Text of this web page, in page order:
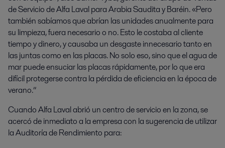
de Servicio de Alfa Laval para Arabia Saudita y Baréin. «Pero
también sabíamos que abrían las unidades anualmente para
su limpieza, fuera necesario o no. Esto le costaba al cliente
tiempo y dinero, y causaba un desgaste innecesario tanto en
las juntas como en las placas. No solo eso, sino que el agua de
mar puede ensuciar las placas rápidamente, por lo que era
difícil protegerse contra la pérdida de eficiencia en la época de
verano.”
Cuando Alfa Laval abrió un centro de servicio en la zona, se
acercó de inmediato a la empresa con la sugerencia de utilizar
la Auditoría de Rendimiento para: